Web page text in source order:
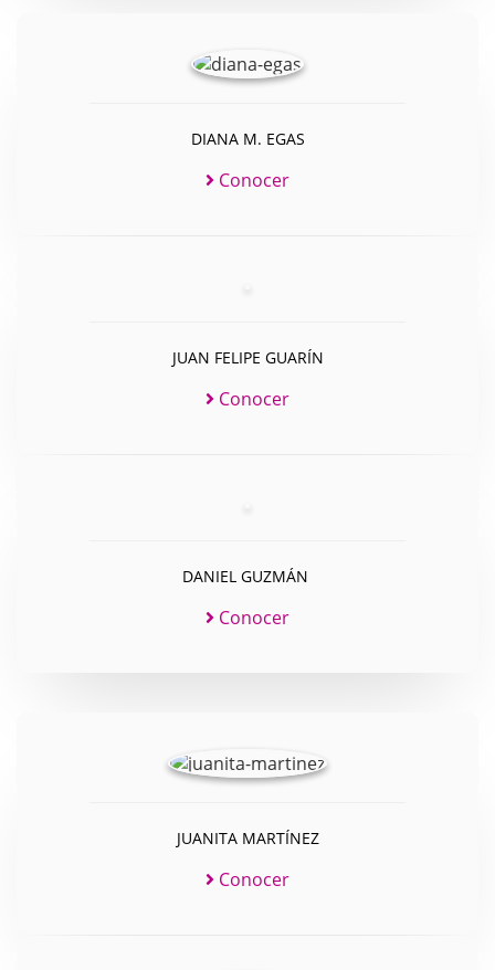
DIANA M. EGAS
Conocer
JUAN FELIPE GUARÍN
Conocer
DANIEL GUZMÁN
Conocer
JUANITA MARTÍNEZ
Conocer